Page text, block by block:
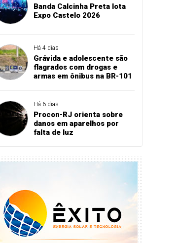
Banda Calcinha Preta lota
Expo Castelo 2026
Há 4 dias
Grávida e adolescente são
flagrados com drogas e
armas em ônibus na BR-101
Há 6 dias
Procon-RJ orienta sobre
danos em aparelhos por
falta de luz